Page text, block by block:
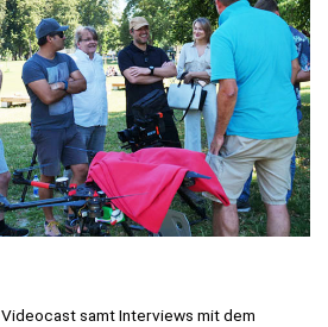
samt Interviews mit dem